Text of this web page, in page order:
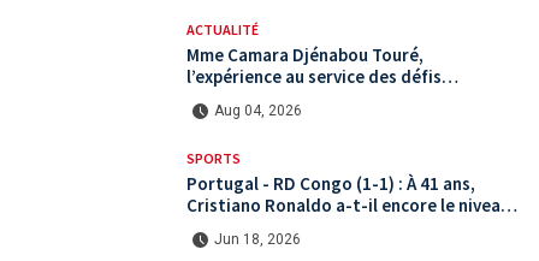
ACTUALITÉ
Mme Camara Djénabou Touré,
l’expérience au service des défis
territoriaux sous la 5ème République
Aug 04, 2026
SPORTS
Portugal - RD Congo (1-1) : À 41 ans,
Cristiano Ronaldo a-t-il encore le niveau
international ?
Jun 18, 2026